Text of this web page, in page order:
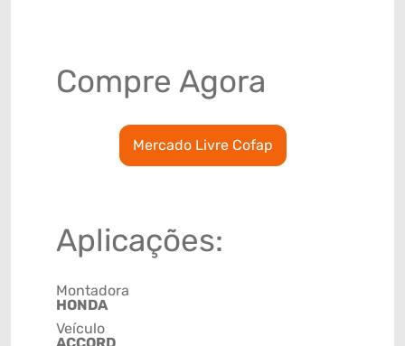
Compre Agora
Mercado Livre Cofap
Aplicações:
Montadora
HONDA
Veículo